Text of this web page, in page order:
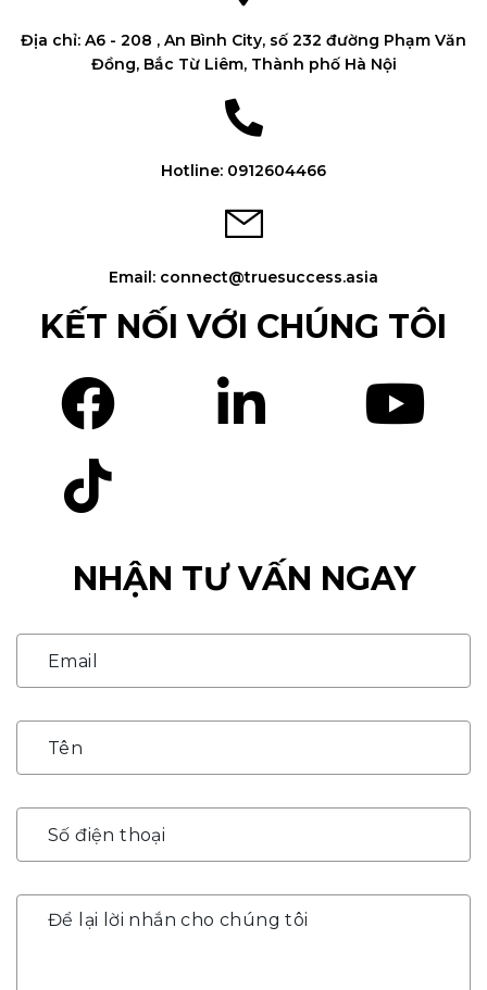
Địa chỉ: A6 - 208 , An Bình City, số 232 đường Phạm Văn
Đồng, Bắc Từ Liêm, Thành phố Hà Nội
Hotline: 0912604466
Email: connect@truesuccess.asia
KẾT NỐI VỚI CHÚNG TÔI
NHẬN TƯ VẤN NGAY